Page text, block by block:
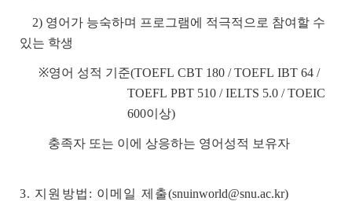
2) 영어가 능숙하며 프로그램에 적극적으로 참여할 수
있는 학생
※영어 성적 기준(TOEFL CBT 180 / TOEFL IBT 64 /
TOEFL PBT 510 / IELTS 5.0 / TOEIC
600이상)
충족자 또는 이에 상응하는 영어성적 보유자
3. 지원방법: 이메일 제출(snuinworld@snu.ac.kr)